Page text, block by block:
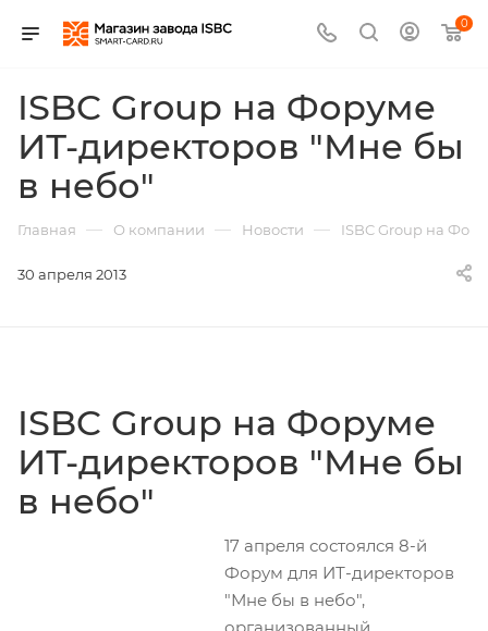
0
ISBC Group на Форуме
ИТ-директоров "Мне бы
в небо"
Главная — О компании — Новости — ISBC Group на
30 апреля 2013
ISBC Group на Форуме
ИТ-директоров "Мне бы
в небо"
17 апреля состоялся 8-й
Форум для ИТ-директоров
"Мне бы в небо",